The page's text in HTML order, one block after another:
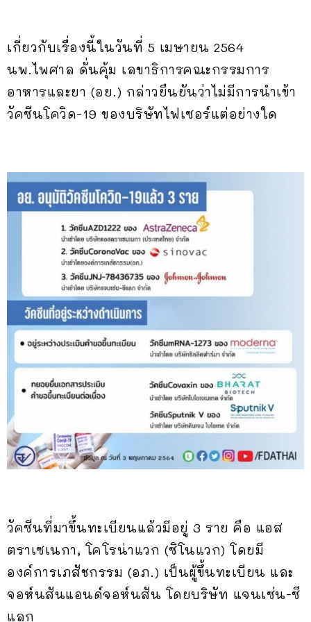
เกี่ยวกับเรื่องนี้ในวันที่ 5 เมษายน 2564
นพ.ไพศาล ดั่นคุ้ม เลขาธิการคณะกรรมการ
อาหารและยา (อย.) กล่าวยืนยันว่าไม่มีการนำเข้า
วัคซีนโควิด-19 ของบริษัทไฟเซอร์แต่อย่างใด
วัคซีนที่มาขึ้นทะเบียนแล้วมีอยู่ 3 ราย คือ แอส
ตราเซเนกา, โคโรน่าแวก (ซิโนแวก) โดยมี
องค์การเภสัชกรรม (อภ.) เป็นผู้ขึ้นทะเบียน และ
จอห์นสันแอนด์จอห์นสัน โดยบริษัท แจนเซ่น-ซี
แลก